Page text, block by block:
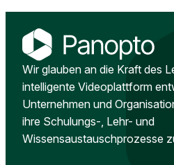
Wir glauben an die Kraft des
intelligente Videoplattform
Unternehmen und
ihre Schulungs-, Lehr- und
Wissensaustauschprozesse